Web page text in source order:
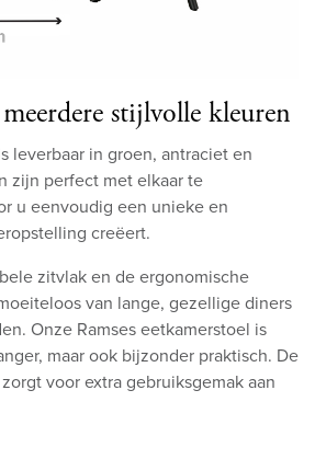
stijlvolle kleuren
leverbaar in groen, antraciet en
zijn perfect met elkaar te
u eenvoudig een unieke en
creëert.
zitvlak en de ergonomische
van lange, gezellige diners
Onze Ramses eetkamerstoel is
maar ook bijzonder praktisch. De
voor extra gebruiksgemak aan